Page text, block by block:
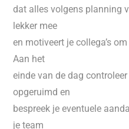
dat alles volgens planning
lekker mee
en motiveert je collega’s
Aan het
einde van de dag
opgeruimd en
bespreek je eventuele
je team